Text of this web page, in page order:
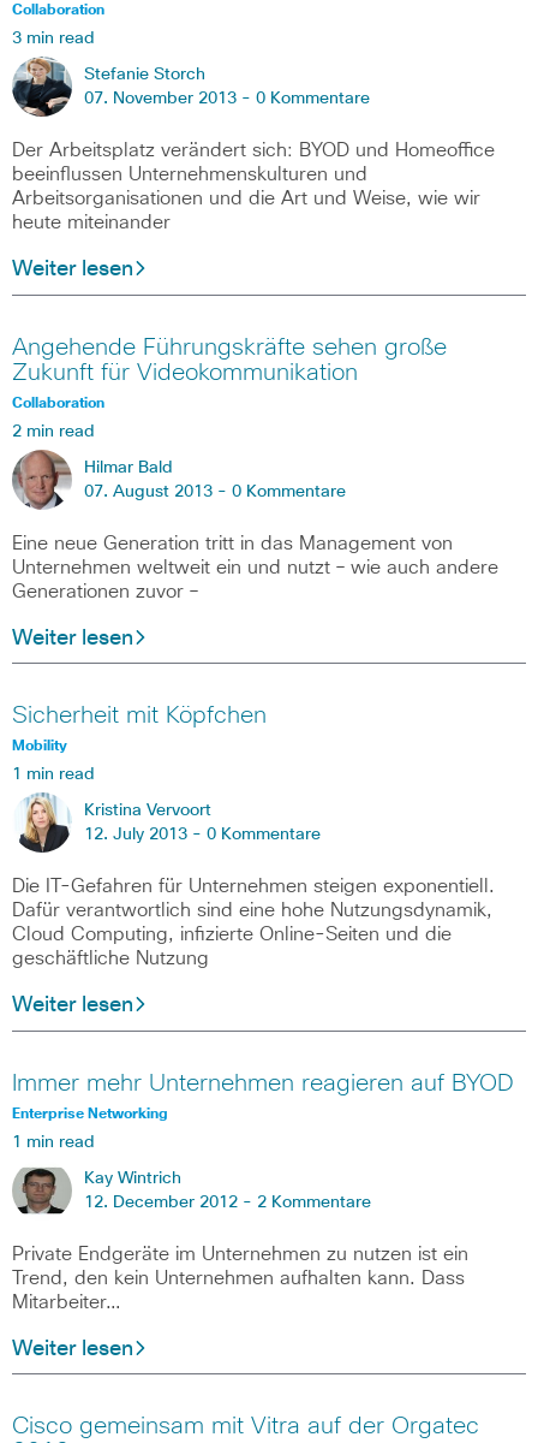
Collaboration
3 min read
Stefanie Storch
07. November 2013 - 0 Kommentare
Der Arbeitsplatz verändert sich: BYOD und Homeoffice
beeinflussen Unternehmenskulturen und
Arbeitsorganisationen und die Art und Weise, wie wir
heute miteinander
Weiter lesen
Angehende Führungskräfte sehen große
Zukunft für Videokommunikation
Collaboration
2 min read
Hilmar Bald
07. August 2013 - 0 Kommentare
Eine neue Generation tritt in das Management von
Unternehmen weltweit ein und nutzt – wie auch andere
Generationen zuvor –
Weiter lesen
Sicherheit mit Köpfchen
Mobility
1 min read
Kristina Vervoort
12. July 2013 - 0 Kommentare
Die IT-Gefahren für Unternehmen steigen exponentiell.
Dafür verantwortlich sind eine hohe Nutzungsdynamik,
Cloud Computing, infizierte Online-Seiten und die
geschäftliche Nutzung
Weiter lesen
Immer mehr Unternehmen reagieren auf BYOD
Enterprise Networking
1 min read
Kay Wintrich
12. December 2012 - 2 Kommentare
Private Endgeräte im Unternehmen zu nutzen ist ein
Trend, den kein Unternehmen aufhalten kann. Dass
Mitarbeiter…
Weiter lesen
Cisco gemeinsam mit Vitra auf der Orgatec